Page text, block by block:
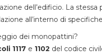
dell’edificio. La stessa
all’interno di
dei monopattini?
1117 e 1102 del codice